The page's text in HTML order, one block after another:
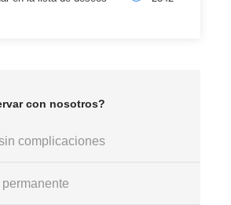
con nosotros?
complicaciones